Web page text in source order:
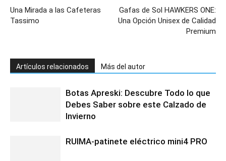
Una Mirada a las Cafeteras
Tassimo
Gafas de Sol HAWKERS ONE:
Una Opción Unisex de Calidad
Premium
Artículos relacionados Más del autor
Botas Apreski: Descubre Todo lo que
Debes Saber sobre este Calzado de
Invierno
RUIMA-patinete eléctrico mini4 PRO